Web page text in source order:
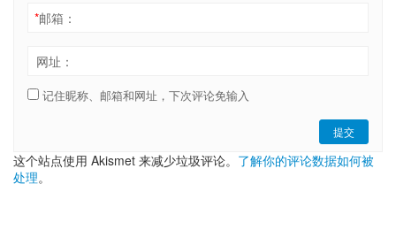
*邮箱：
网址：
记住昵称、邮箱和网址，下次评论免输入
提交
这个站点使用 Akismet 来减少垃圾评论。 了解你的评论数据如何被
处理。